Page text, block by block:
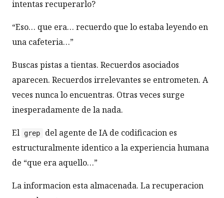
intentas recuperarlo?
“Eso… que era… recuerdo que lo estaba leyendo en
una cafeteria…”
Buscas pistas a tientas. Recuerdos asociados
aparecen. Recuerdos irrelevantes se entrometen. A
veces nunca lo encuentras. Otras veces surge
inesperadamente de la nada.
El grep
del agente de IA de codificacion es
estructuralmente identico a la experiencia humana
de “que era aquello…”
La informacion esta almacenada. La recuperacion